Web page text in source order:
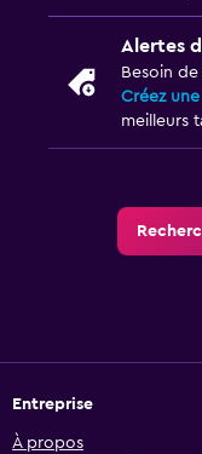
Alertes
Besoin
Créez
meilleurs
Entreprise
À propos